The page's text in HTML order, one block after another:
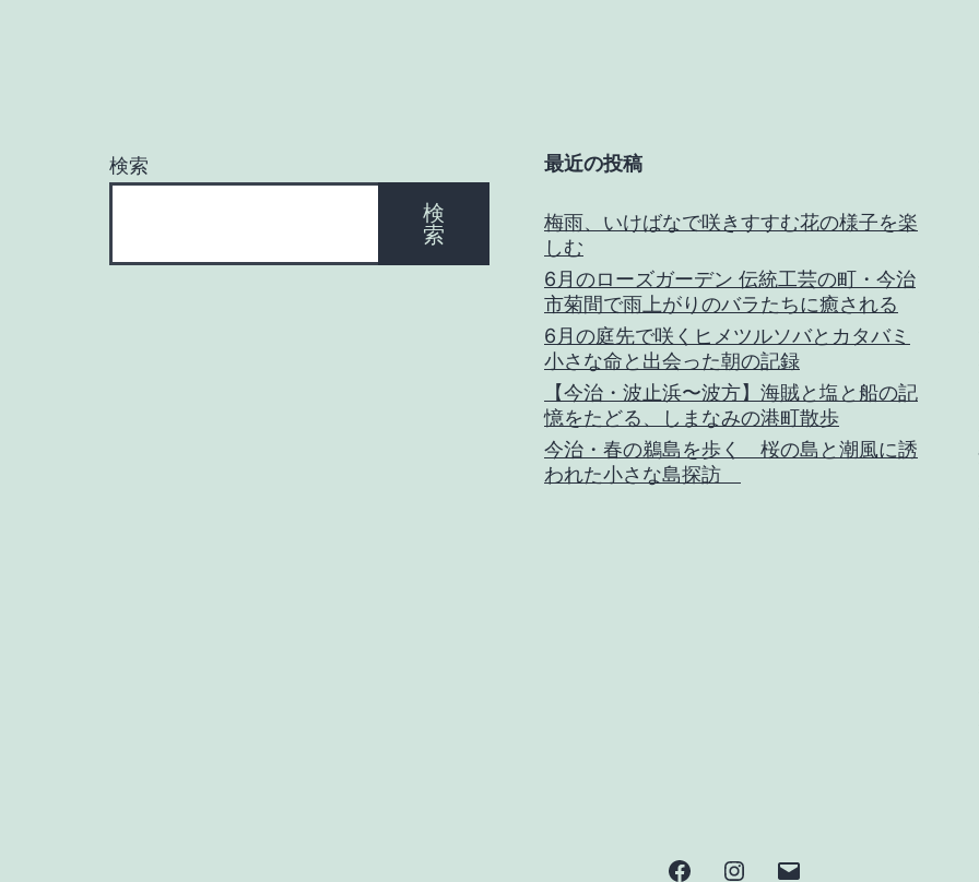
検索
検
索
最近の投稿
梅雨、いけばなで咲きすすむ花の様子を楽
しむ
6月のローズガーデン 伝統工芸の町・今治
市菊間で雨上がりのバラたちに癒される
6月の庭先で咲くヒメツルソバとカタバミ
小さな命と出会った朝の記録
【今治・波止浜〜波方】海賊と塩と船の記
憶をたどる、しまなみの港町散歩
今治・春の鵜島を歩く 桜の島と潮風に誘
われた小さな島探訪
FacebookInstagram